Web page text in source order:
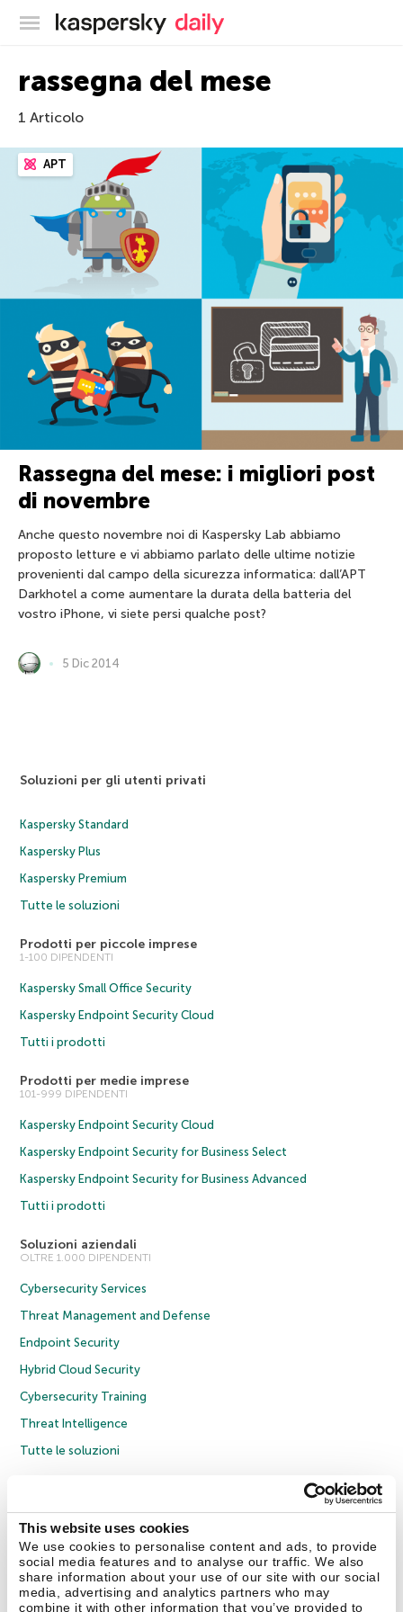
This website uses cookies
We use cookies to personalise content and ads, to provide
social media features and to analyse our traffic. We also
share information about your use of our site with our social
media, advertising and analytics partners who may
combine it with other information that you’ve provided to
Blog ufficiale di Kaspersky
rassegna del mese
1 Articolo
APT
Rassegna del mese: i migliori post
di novembre
Anche questo novembre noi di Kaspersky Lab abbiamo
proposto letture e vi abbiamo parlato delle ultime notizie
provenienti dal campo della sicurezza informatica: dall’APT
Darkhotel a come aumentare la durata della batteria del
vostro iPhone, vi siete persi qualche post?
5 Dic 2014
Soluzioni per gli utenti privati
Kaspersky Standard
Kaspersky Plus
Kaspersky Premium
Tutte le soluzioni
Prodotti per piccole imprese
1-100 DIPENDENTI
Kaspersky Small Office Security
Kaspersky Endpoint Security Cloud
Tutti i prodotti
Prodotti per medie imprese
101-999 DIPENDENTI
Kaspersky Endpoint Security Cloud
Kaspersky Endpoint Security for Business Select
Kaspersky Endpoint Security for Business Advanced
Tutti i prodotti
Soluzioni aziendali
OLTRE 1.000 DIPENDENTI
Cybersecurity Services
Threat Management and Defense
Endpoint Security
Hybrid Cloud Security
Cybersecurity Training
Threat Intelligence
Tutte le soluzioni
Informativa sulla privacy
Policy anticorruzione
Contratto di licenza B2C
Cookies
Contatti Chi siamo Partner Blog Centro risorse Comunicati stampa